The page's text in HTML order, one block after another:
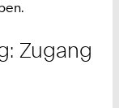
Zugang